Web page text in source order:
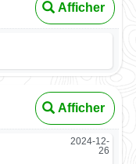
Afficher
Afficher
2024-12-
26